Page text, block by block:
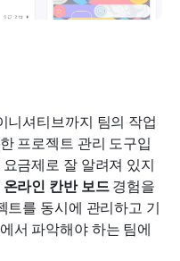
니셔티브까지 팀의 작업
프로젝트 관리 도구입
금제로 잘 알려져 있지
온라인 칸반 보드 경험을
트를 동시에 관리하고 기
서 파악해야 하는 팀에